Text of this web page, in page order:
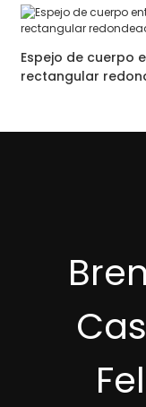
Espejo de cuerpo
rectangular